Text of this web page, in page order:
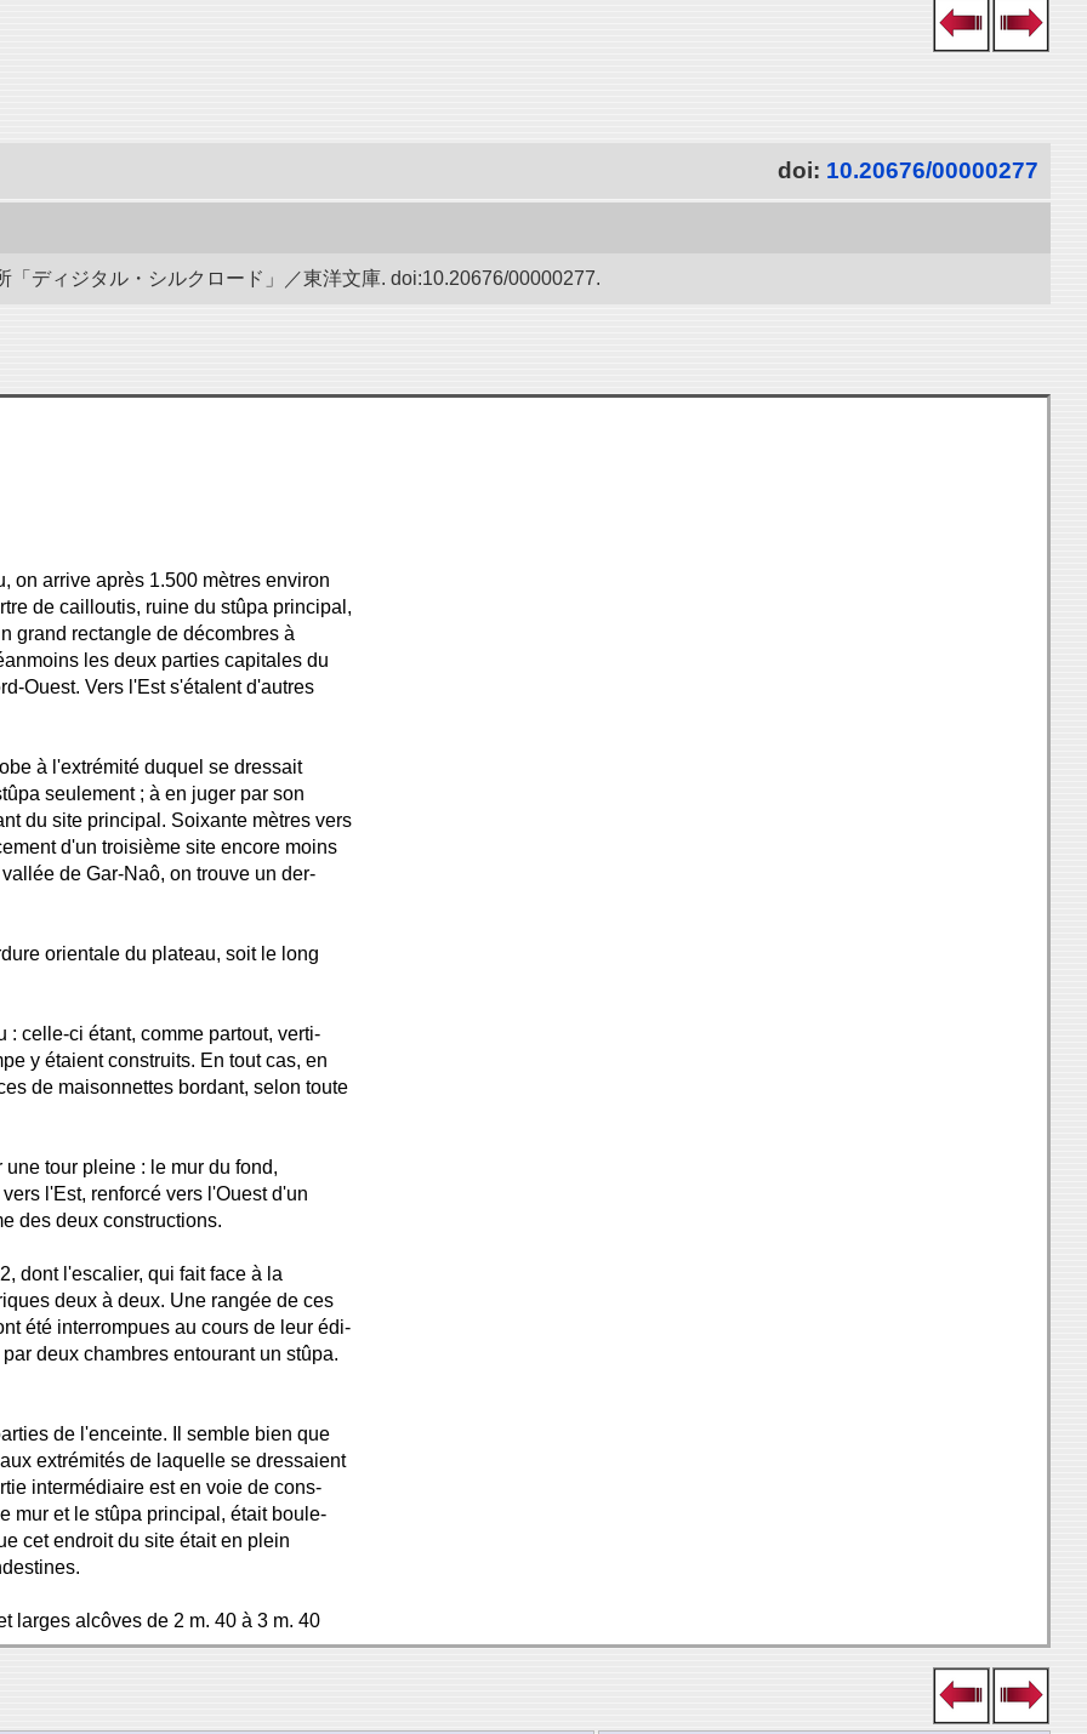
doi: 10.20676/00000277
「ディジタル・シルクロード」／東洋文庫. doi:10.20676/00000277.
on arrive après 1.500 mètres environ
de cailloutis, ruine du stûpa principal,
grand rectangle de décombres à
les deux parties capitales du
Ouest. Vers l'Est s'étalent d'autres
à l'extrémité duquel se dressait
seulement ; à en juger par son
du site principal. Soixante mètres vers
d'un troisième site encore moins
de Gar-Naô, on trouve un der-
orientale du plateau, soit le long
celle-ci étant, comme partout, verti-
y étaient construits. En tout cas, en
de maisonnettes bordant, selon toute
tour pleine : le mur du fond,
l'Est, renforcé vers l'Ouest d'un
des deux constructions.
dont l'escalier, qui fait face à la
deux à deux. Une rangée de ces
été interrompues au cours de leur édi-
deux chambres entourant un stûpa.
de l'enceinte. Il semble bien que
extrémités de laquelle se dressaient
intermédiaire est en voie de cons-
mur et le stûpa principal, était boule-
cet endroit du site était en plein
larges alcôves de 2 m. 40 à 3 m. 40